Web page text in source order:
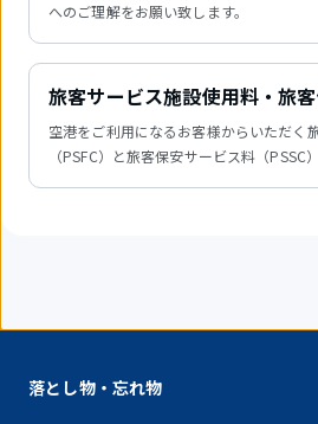
へのご理解をお願い致します。
旅客サービス施設使用料・旅
空港をご利用になるお客様からいただく
（PSFC）と旅客保安サービス料（
落とし物・忘れ物